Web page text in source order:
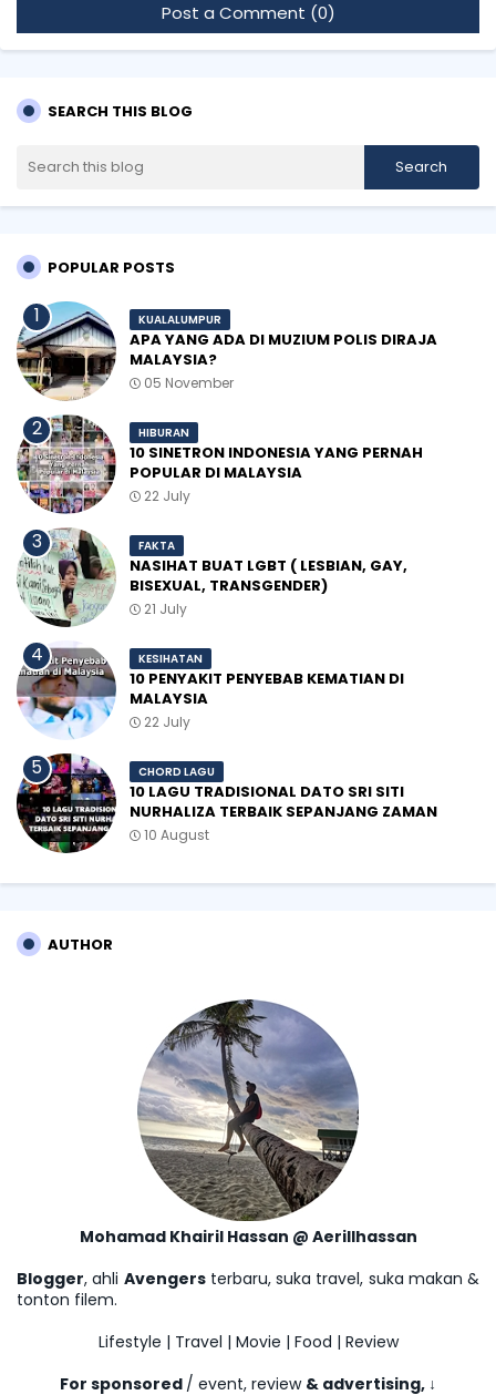
Post a Comment (0)
SEARCH THIS BLOG
POPULAR POSTS
KUALALUMPUR
APA YANG ADA DI MUZIUM POLIS DIRAJA
MALAYSIA?
05 November
HIBURAN
10 SINETRON INDONESIA YANG PERNAH
POPULAR DI MALAYSIA
22 July
FAKTA
NASIHAT BUAT LGBT ( LESBIAN, GAY,
BISEXUAL, TRANSGENDER)
21 July
KESIHATAN
10 PENYAKIT PENYEBAB KEMATIAN DI
MALAYSIA
22 July
CHORD LAGU
10 LAGU TRADISIONAL DATO SRI SITI
NURHALIZA TERBAIK SEPANJANG ZAMAN
10 August
AUTHOR
Mohamad Khairil Hassan @ Aerillhassan
Blogger, ahli Avengersterbaru, suka travel, suka makan &
tonton filem.
Lifestyle | Travel | Movie | Food | Review
For sponsored / event, review & advertising, ↓